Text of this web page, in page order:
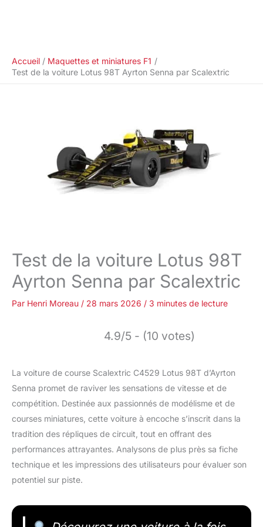
Accueil
Maquettes et miniatures F1
Test de la voiture Lotus 98T Ayrton Senna par Scalextric
Test de la voiture Lotus 98T
Ayrton Senna par Scalextric
Par Henri Moreau / 28 mars 2026 / 3 minutes de lecture
4.9/5 - (10 votes)
La voiture de course Scalextric C4529 Lotus 98T d’Ayrton
Senna promet de raviver les sensations de vitesse et de
compétition. Destinée aux passionnés de modélisme et de
courses miniatures, cette voiture à encoche s’inscrit dans la
tradition des répliques de circuit, tout en offrant des
performances attrayantes. Analysons de plus près sa fiche
technique et les impressions des utilisateurs pour évaluer son
potentiel sur piste.